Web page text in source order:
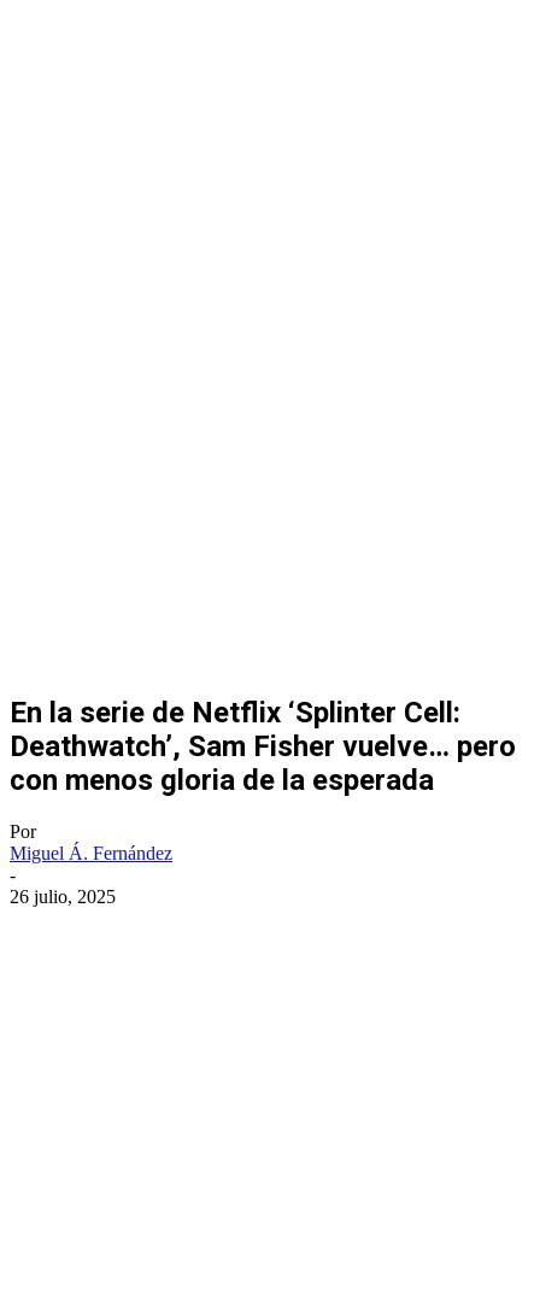
En la serie de Netflix ‘Splinter Cell:
Deathwatch’, Sam Fisher vuelve… pero
con menos gloria de la esperada
Por
Miguel Á. Fernández
-
26 julio, 2025